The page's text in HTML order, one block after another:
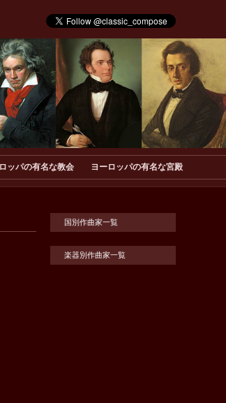
ッパの有名な教会 ヨーロッパの有名な宮殿
国別作曲家一覧
楽器別作曲家一覧